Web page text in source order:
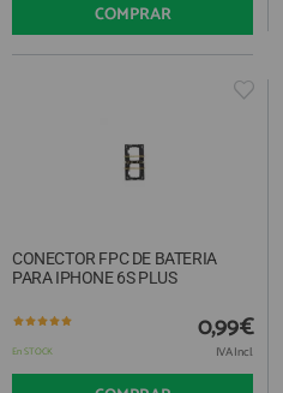
COMPRAR
CONECTOR FPC DE BATERIA
PARA IPHONE 6S PLUS
En STOCK
0,99€
IVA Incl.